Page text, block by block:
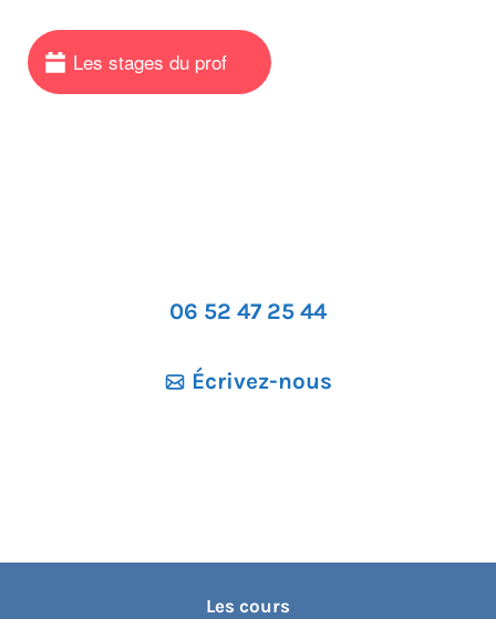
06 52 47 25 44
Écrivez-nous
Les cours